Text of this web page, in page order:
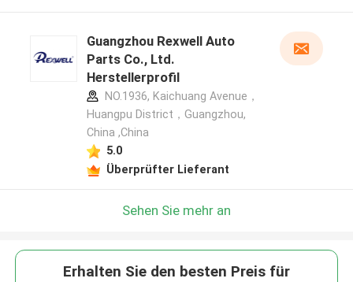
Guangzhou Rexwell Auto
Parts Co., Ltd.
Herstellerprofil
NO.1936, Kaichuang Avenue，
Huangpu District，Guangzhou,
China ,China
5.0
Überprüfter Lieferant
Sehen Sie mehr an
Erhalten Sie den besten Preis für